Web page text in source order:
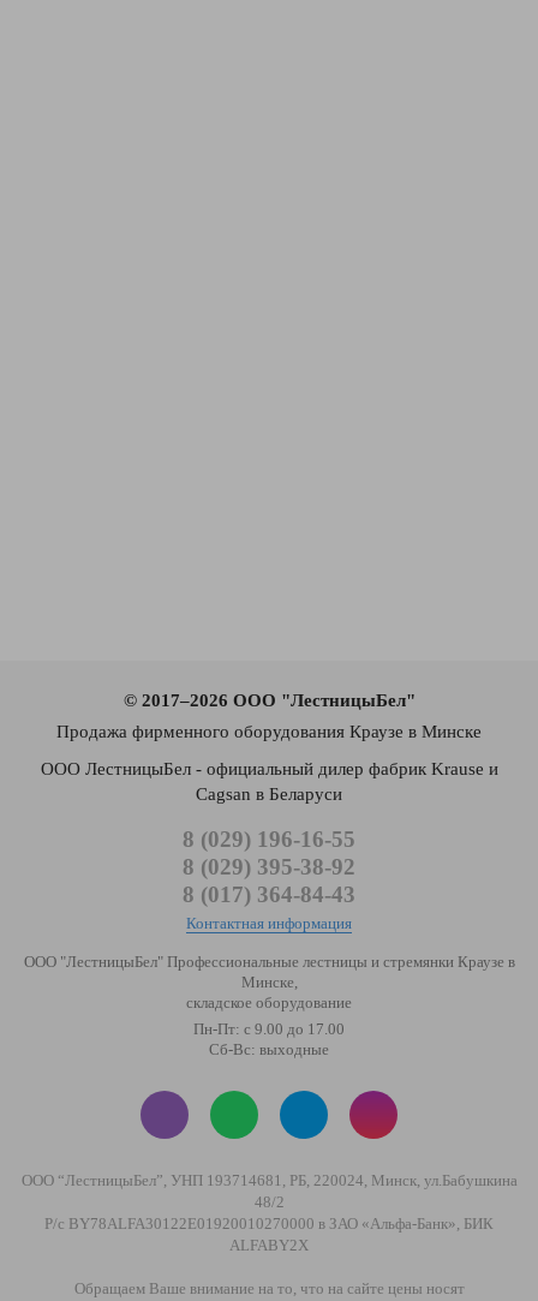
© 2017–2026 ООО "ЛестницыБел"
Продажа фирменного оборудования Краузе в Минске
ООО ЛестницыБел - официальный дилер фабрик Krause и
Cagsan в Беларуси
8 (029) 196-16-55
8 (029) 395-38-92
8 (017) 364-84-43
Контактная информация
ООО "ЛестницыБел" Профессиональные лестницы и стремянки Краузе в
Минске,
складское оборудование
Пн-Пт: с 9.00 до 17.00
Сб-Вс: выходные
ООО “ЛестницыБел”, УНП 193714681, РБ, 220024, Минск, ул.Бабушкина
48/2
Р/с BY78ALFA30122E01920010270000 в ЗАО «Альфа-Банк», БИК
ALFABY2X
Обращаем Ваше внимание на то, что на сайте цены носят